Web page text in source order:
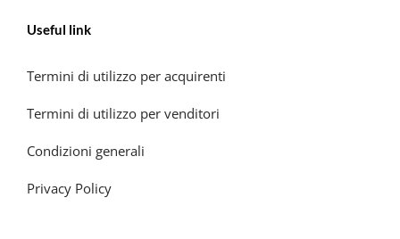
Useful link
Termini di utilizzo per acquirenti
Termini di utilizzo per venditori
Condizioni generali
Privacy Policy